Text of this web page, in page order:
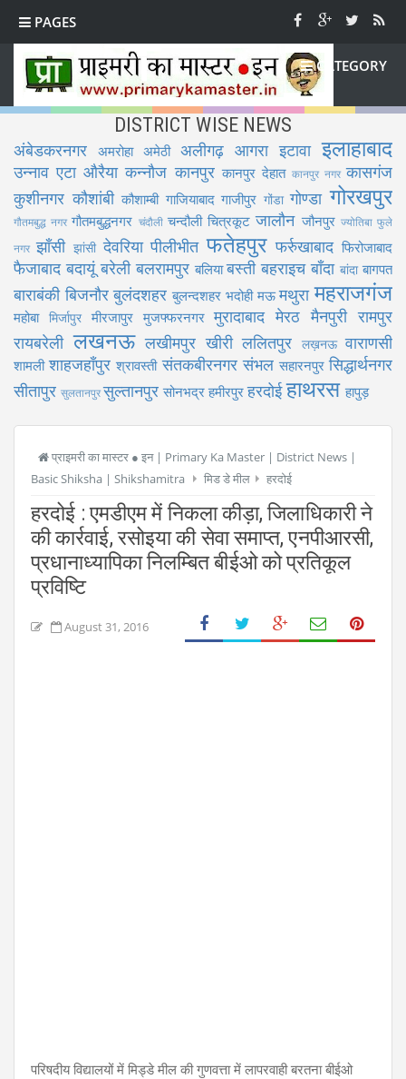
PAGES
CATEGORY
DISTRICT WISE NEWS
अंबेडकरनगर अमरोहा अमेठी अलीगढ़ आगरा इटावा इलाहाबाद
उन्नाव एटा औरैया कन्नौज कानपुर कानपुर देहात कानपुर नगर कासगंज
कुशीनगर कौशांबी कौशाम्बी गाजियाबाद गाजीपुर गोंडा गोण्डा गोरखपुर
गौतमबुद्ध नगर गौतमबुद्धनगर चंदौली चन्दौली चित्रकूट जालौन जौनपुर ज्योतिबा फुले
नगर झाँसी झांसी देवरिया पीलीभीत फतेहपुर फर्रुखाबाद फिरोजाबाद
फैजाबाद बदायूं बरेली बलरामपुर बलिया बस्ती बहराइच बाँदा बांदा बागपत
बाराबंकी बिजनौर बुलंदशहर बुलन्दशहर भदोही मऊ मथुरा महराजगंज
महोबा मिर्जापुर मीरजापुर मुजफ्फरनगर मुरादाबाद मेरठ मैनपुरी रामपुर
रायबरेली लखनऊ लखीमपुर खीरी ललितपुर लख़नऊ वाराणसी
शामली शाहजहाँपुर श्रावस्ती संतकबीरनगर संभल सहारनपुर सिद्धार्थनगर
सीतापुर सुलतानपुरसुल्तानपुर सोनभद्र हमीरपुर हरदोई हाथरस हापुड़
प्राइमरी का मास्टर ● इन | Primary Ka Master | District News |
Basic Shiksha | Shikshamitra
मिड डे मील हरदोई
हरदोई : एमडीएम में निकला कीड़ा, जिलाधिकारी ने
की कार्रवाई, रसोइया की सेवा समाप्त, एनपीआरसी,
प्रधानाध्यापिका निलम्बित बीईओ को प्रतिकूल
प्रविष्टि
August 31, 2016
परिषदीय विद्यालयों में मिड्डे मील की गुणवत्ता में लापरवाही बरतना बीईओ